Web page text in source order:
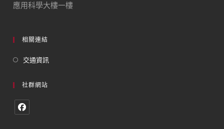
應用科學大樓一樓
相關連結
交通資訊
社群網站